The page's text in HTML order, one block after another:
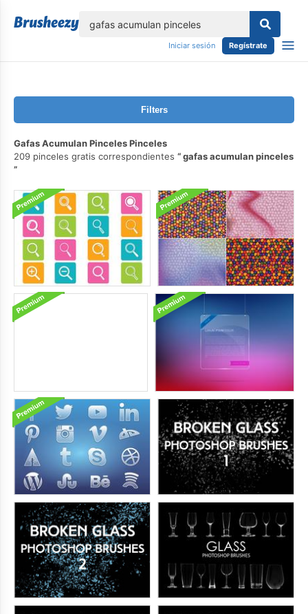
Iniciar sesión Regístrate
Filters
Gafas Acumulan Pinceles Pinceles
209 pinceles gratis correspondientes
gafas acumulan pinceles